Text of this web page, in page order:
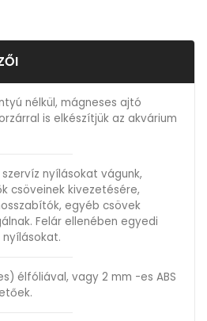
nélkül, mágneses ajtó
is elkészítjük az akvárium
nyílásokat vágunk,
csöveinek kivezetésére,
egyéb csövek
Felár ellenében egyedi
élfóliával, vagy 2 mm -es ABS